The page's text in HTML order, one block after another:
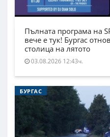
Пълната програма на
вече е тук! Бургас
столица на лятото
03.08.2026 12:43ч.
БУРГАС